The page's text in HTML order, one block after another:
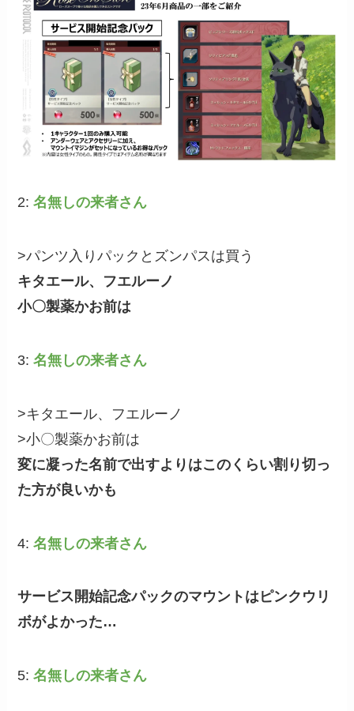
2:名無しの来者さん
>パンツ入りパックとズンパスは買う
キタエール、フエルーノ
小〇製薬かお前は
3:名無しの来者さん
>キタエール、フエルーノ
>小〇製薬かお前は
変に凝った名前で出すよりはこのくらい割り切っ
た方が良いかも
4:名無しの来者さん
サービス開始記念パックのマウントはピンクウリ
ボがよかった…
5:名無しの来者さん